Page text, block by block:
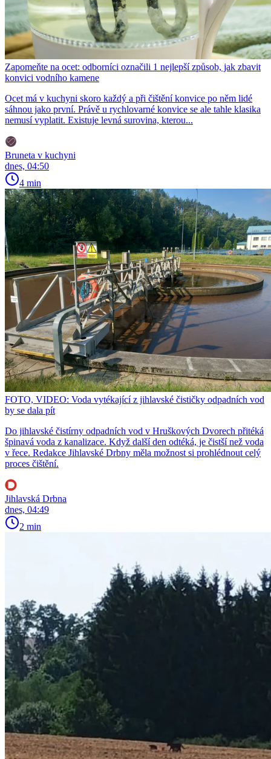
Zapomeňte na ocet: odborníci označili 1 nejlepší způsob, jak zbavit
konvici vodního kamene
Ocet má v kuchyni skoro každý a při čištění konvice po něm lidé
sáhnou jako první. Právě u rychlovarné konvice se ale tahle klasika
nemusí vyplatit. Existuje levná surovina, kterou...
Bruneta v kuchyni
dnes, 04:50
4 min
FOTO, VIDEO: Voda vytékající z jihlavské čističky odpadních vod
by se dala pít
Do jihlavské čistírny odpadních vod v Hruškových Dvorech přitéká
špinavá voda z kanalizace. Když další den odtéká, je čistší než voda
v řece. Redakce Jihlavské Drbny měla možnost si prohlédnout celý
proces čištění.
Jihlavská Drbna
dnes, 04:49
2 min